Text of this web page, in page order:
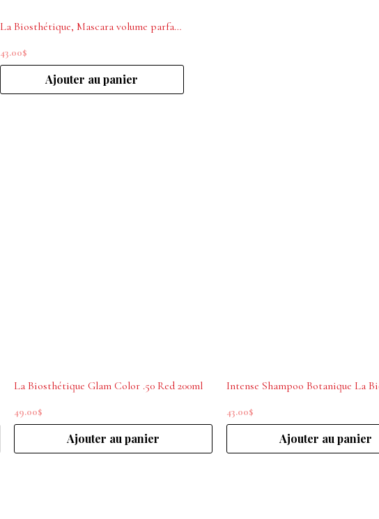
La Biosthétique, Mascara volume parfait intensité immédiate Noir
43.00$
Ajouter au panier
La Biosthétique Glam Color .50 Red 200ml
49.00$
Ajouter au panier
43.00$
Ajouter au panier